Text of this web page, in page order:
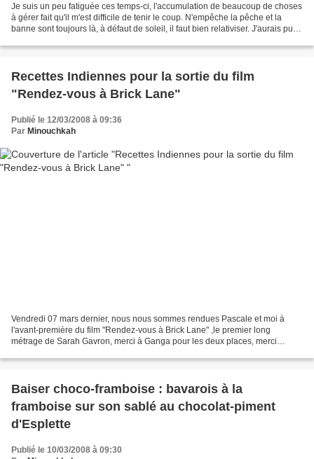
Je suis un peu fatiguée ces temps-ci, l'accumulation de beaucoup de choses
à gérer fait qu'il m'est difficile de tenir le coup. N'empêche la pêche et la
banne sont toujours là, à défaut de soleil, il faut bien relativiser. J'aurais pu
Recettes Indiennes pour la sortie du film
"Rendez-vous à Brick Lane"
Publié le 12/03/2008 à 09:36
Par Minouchkah
Vendredi 07 mars dernier, nous nous sommes rendues Pascale et moi à
l'avant-première du film "Rendez-vous à Brick Lane" ,le premier long
métrage de Sarah Gavron, merci à Ganga pour les deux places, merci
Baiser choco-framboise : bavarois à la
framboise sur son sablé au chocolat-piment
d'Esplette
Publié le 10/03/2008 à 09:30